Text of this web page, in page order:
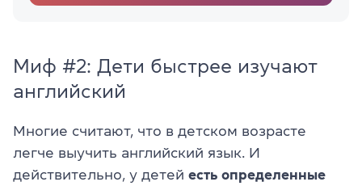
Миф #2: Дети быстрее изучают
английский
Многие считают, что в детском возрасте
легче выучить английский язык. И
действительно, у детей есть определенные